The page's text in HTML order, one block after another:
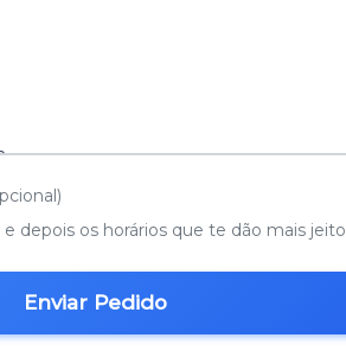
depois os horários que te dão mais jeito